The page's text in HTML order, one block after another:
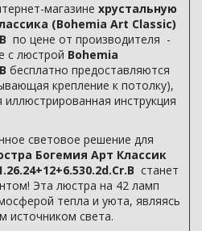
магазине хрустальную
(Bohemia Art Classic)
по цене от производителя -
с люстрой Bohemia
бесплатно предоставляются
крепление к потолку),
инструкция
световое решение для
Богемия Арт Классик
станет
Эта люстра на 42 ламп
тепла и уюта, являясь
источником света.